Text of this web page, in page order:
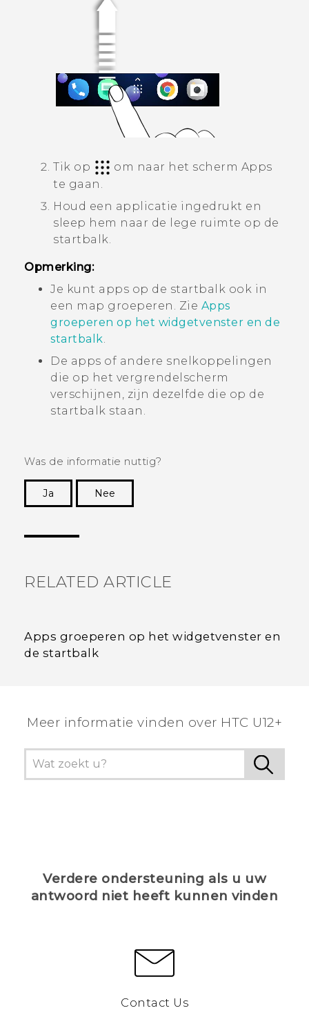
Tik op om naar het scherm Apps
te gaan.
Houd een applicatie ingedrukt en
sleep hem naar de lege ruimte op de
startbalk.
Opmerking:
Je kunt apps op de startbalk ook in
een map groeperen. Zie Apps
groeperen op het widgetvenster en de
startbalk.
De apps of andere snelkoppelingen
die op het vergrendelscherm
verschijnen, zijn dezelfde die op de
startbalk staan.
Was de informatie nuttig?
Ja
Nee
RELATED ARTICLE
Apps groeperen op het widgetvenster en
de startbalk
Meer informatie vinden over HTC U12+
Verdere ondersteuning als u uw
antwoord niet heeft kunnen vinden
Contact Us